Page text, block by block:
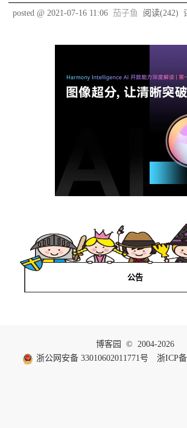
posted @ 2021-07-16 11:06 茄子鱼 阅读(242)
公告
博客园
© 2004-2026
浙公网安备 33010602011771号
浙ICP